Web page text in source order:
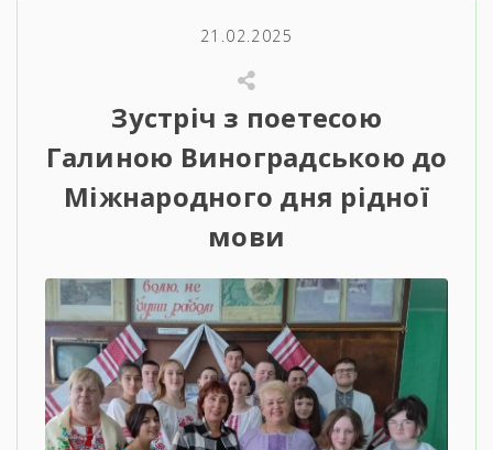
21.02.2025
Зустріч з поетесою
Галиною Виноградською до
Міжнародного дня рідної
мови